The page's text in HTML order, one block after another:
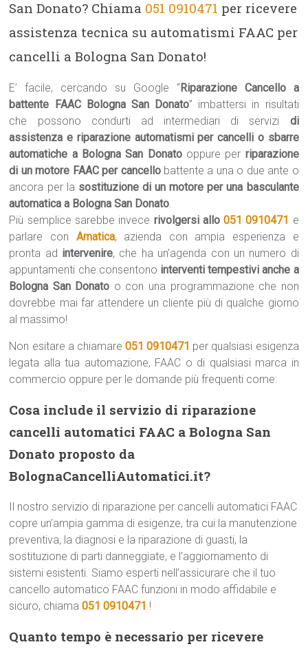
San Donato? Chiama 051 0910471 per ricevere
assistenza tecnica su automatismi FAAC per
cancelli a Bologna San Donato!
E’ facile, cercando su Google “Riparazione Cancello a
battente FAAC Bologna San Donato” imbattersi in risultati
che possono condurti ad intermediari di servizi di
assistenza e riparazione automatismi per cancelli o sbarre
automatiche a Bologna San Donato oppure per riparazione
di un motore FAAC per cancellobattente a una o due ante o
ancora per la sostituzione di un motore per una basculante
automatica a Bologna San Donato.
Più semplice sarebbe invece rivolgersi allo051 0910471 e
parlare con Amatica, azienda con ampia esperienza e
pronta ad intervenire, che ha un’agenda con un numero di
appuntamenti che consentono interventi tempestivi anche a
Bologna San Donato o con una programmazione che non
dovrebbe mai far attendere un cliente più di qualche giorno
al massimo!
Non esitare a chiamare 051 0910471 per qualsiasi esigenza
legata alla tua automazione, FAAC o di qualsiasi marca in
commercio oppure per le domande più frequenti come:
Cosa include il servizio di riparazione
cancelli automatici FAAC a Bologna San
Donato proposto da
BolognaCancelliAutomatici.it?
Il nostro servizio di riparazione per cancelli automatici FAAC
copre un’ampia gamma di esigenze, tra cui la manutenzione
preventiva, la diagnosi e la riparazione di guasti, la
sostituzione di parti danneggiate, e l’aggiornamento di
sistemi esistenti. Siamo esperti nell’assicurare che il tuo
cancello automatico FAAC funzioni in modo affidabile e
sicuro, chiama051 0910471 !
Quanto tempo è necessario per ricevere